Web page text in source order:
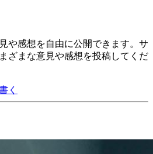
や感想を自由に公開できます。サ
ざまな意見や感想を投稿してくだ
く